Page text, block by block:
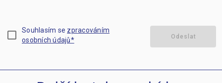
check_box_outline_blank Souhlasím se zpracováním
osobních údajů*
Odeslat